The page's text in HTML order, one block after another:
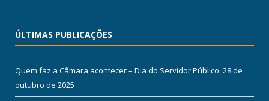
ÚLTIMAS PUBLICAÇÕES
Quem faz a Câmara acontecer – Dia do Servidor Público. 28 de
outubro de 2025